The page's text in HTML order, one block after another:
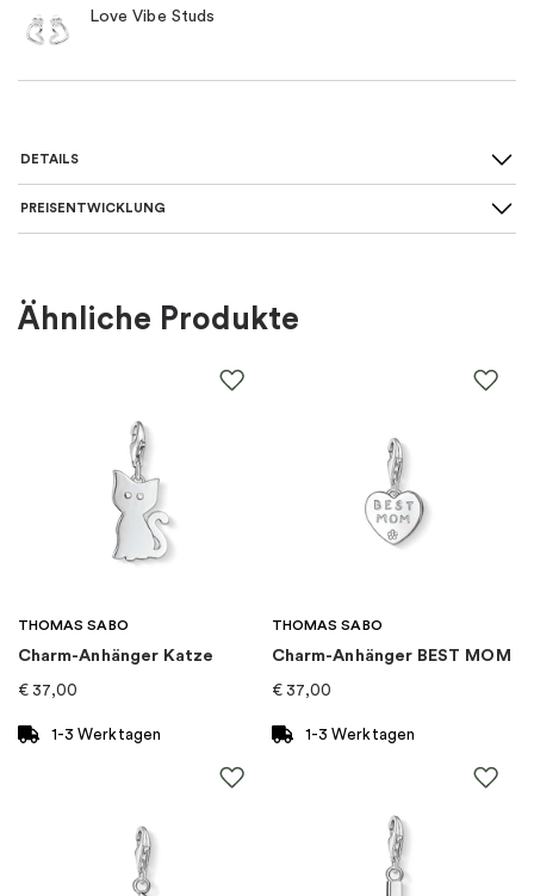
Love Vibe Studs
DETAILS
Für wen:
:
Kollektion: Love Vibe
PREISENTWICKLUNG
Ähnliche Produkte
THOMAS SABO
Charm-Anhänger Katze
€ 37,00
1-3 Werktagen
THOMAS SABO
Charm-Anhänger BEST MOM
€ 37,00
1-3 Werktagen